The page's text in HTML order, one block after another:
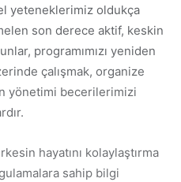
yeteneklerimiz oldukça
son derece aktif, keskin
programımızı yeniden
çalışmak, organize
yönetimi becerilerimizi
hayatını kolaylaştırma
sahip bilgi